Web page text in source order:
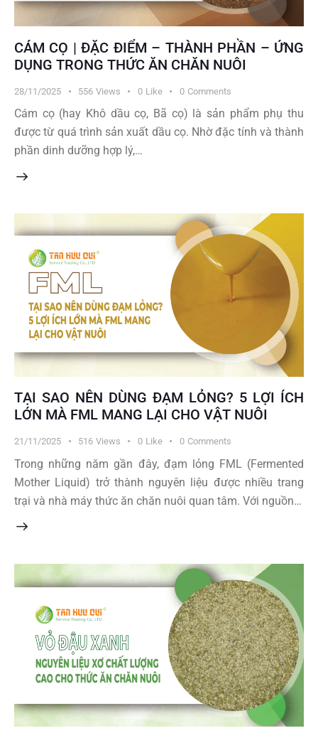
CÁM CỌ | ĐẶC ĐIỂM – THÀNH PHẦN – ỨNG
DỤNG TRONG THỨC ĂN CHĂN NUÔI
28/11/2025 556 Views 0 Like 0 Comments
Cám cọ (hay Khô dầu cọ, Bã cọ) là sản phẩm phụ thu
được từ quá trình sản xuất dầu cọ. Nhờ đặc tính và thành
phần dinh dưỡng hợp lý,…
TẠI SAO NÊN DÙNG ĐẠM LỎNG? 5 LỢI ÍCH
LỚN MÀ FML MANG LẠI CHO VẬT NUÔI
21/11/2025 516 Views 0 Like 0 Comments
Trong những năm gần đây, đạm lỏng FML (Fermented
Mother Liquid) trở thành nguyên liệu được nhiều trang
trại và nhà máy thức ăn chăn nuôi quan tâm. Với nguồn…